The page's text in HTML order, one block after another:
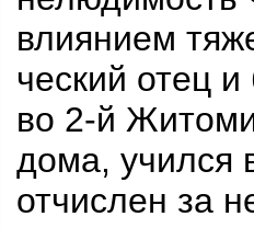
влиянием
ческий отец
во 2-й
дома, учился
отчислен за